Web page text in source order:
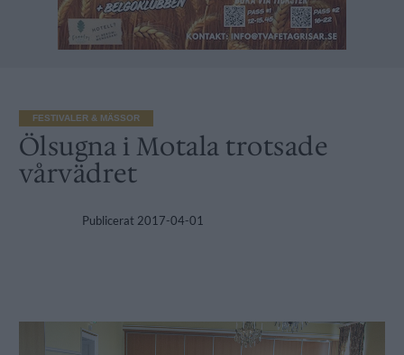
FESTIVALER & MÄSSOR
Ölsugna i Motala trotsade
vårvädret
Publicerat 2017-04-01